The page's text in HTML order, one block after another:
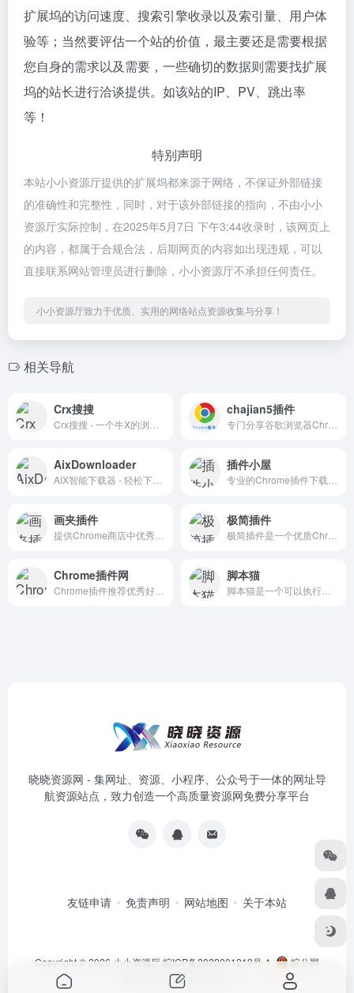
扩展坞的访问速度、搜索引擎收录以及索引量、用户体
验等；当然要评估一个站的价值，最主要还是需要根据
您自身的需求以及需要，一些确切的数据则需要找扩展
坞的站长进行洽谈提供。如该站的IP、PV、跳出率
等！
特别声明
本站小小资源厅提供的扩展坞都来源于网络，不保证外部链接
的准确性和完整性，同时，对于该外部链接的指向，不由小小
资源厅实际控制，在2025年5月7日 下午3:44收录时，该网页上
的内容，都属于合规合法，后期网页的内容如出现违规，可以
直接联系网站管理员进行删除，小小资源厅不承担任何责任。
小小资源厅致力于优质、实用的网络站点资源收集与分享！
相关导航
Crx搜搜 chajian5插件
AixDownloader 插件小屋
画夹插件 极简插件
Chrome插件网 脚本猫
晓晓资源网 - 集网址、资源、小程序、公众号于一体的网址导
航资源站点，致力创造一个高质量资源网免费分享平台
友链申请 免责声明 网站地图 关于本站
Copyright © 2026 小小资源厅皖ICP备2022001219号-1
皖公网
安备34180202000569号